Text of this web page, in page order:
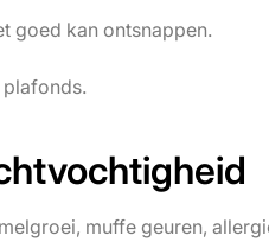
goed kan ontsnappen.
muffe geuren,